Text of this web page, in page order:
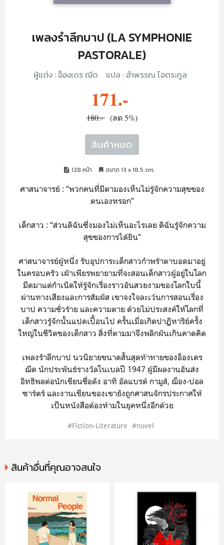
เพลงรำลึกบาป (LA SYMPHONIE
PASTORALE)
ผู้แต่ง : อ็องเดร ฌีด แปล : อำพรรณ โอตระกูล
171.-
180.- (ลด 5%)
สินค้าหมด
128 หน้า ขนาด 13 x 18.5 cm.
ศาสนาจารย์ : “พวกคนที่มีตามองเห็นไม่รู้จักความสุขของ
ตนเองหรอก”
เด็กสาว : “ส่วนดิฉันซึ่งมองไม่เห็นอะไรเลย ดิฉันรู้จักความ
สุขของการได้ยิน”
ศาสนาจารย์ผู้หนึ่ง รับอุปการะเด็กสาวกำพร้าตาบอดมาอยู่
ในครอบครัว เฝ้าเพียรพยายามที่จะสอนเด็กสาวผู้อยู่ในโลก
มืดมาแต่กำเนิดให้รู้จักเรื่องราวอันสวยงามของโลกใบนี้
ผ่านทางเสียงและการสัมผัส เขาจงใจละเว้นการสอนเรื่อง
บาป ความชั่วร้าย และความตาย ด้วยไม่ประสงค์ให้โลกที่
เด็กสาวรู้จักนั้นแปดเปื้อนไป ครั้นเมื่อเกิดปาฏิหาริย์ครั้ง
ใหญ่ในชีวิตของเด็กสาว สิ่งที่ตามมาจึงพลิกผันเกินคาดคิด
เพลงรำลึกบาป นวนิยายขนาดสั้นสุดท้าทายของอ็องเดร
ฌีด นักประพันธ์รางวัลโนเบลปี 1947 ผู้มีผลงานอันส่ง
อิทธิพลต่อนักเขียนชื่อดัง อาทิ อัลแบรต์ กามูส์, ฌ็อง-ปอล
ซาร์ตร์ และงานเขียนของเขายังถูกศาสนจักรประกาศให้
เป็นหนังสือต้องห้ามในยุคหนึ่งอีกด้วย
#Fiction-Literature #novel
สินค้าอื่นที่คุณอาจสนใจ